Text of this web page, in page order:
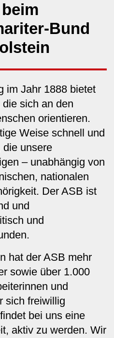
Bund
im Jahr 1888 bietet
sich an den
orientieren.
Weise schnell und
die unsere
– unabhängig von
nationalen
Der ASB ist
und
und
hat der ASB mehr
sowie über 1.000
und
sich freiwillig
bei uns eine
aktiv zu werden. Wir